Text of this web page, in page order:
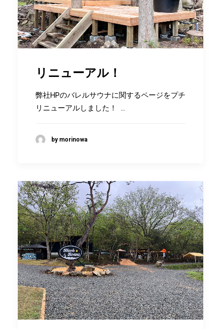
リニューアル！
弊社HPのバレルサウナに関するページをプチ
リニューアルしました！ …
by morinowa